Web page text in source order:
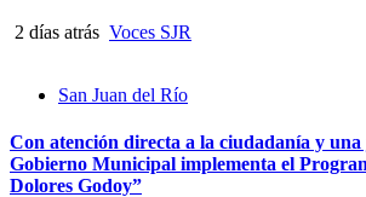
2 días atrás Voces SJR
San Juan del Río
Con atención directa a la ciudadanía y
Gobierno Municipal implementa el
Dolores Godoy”